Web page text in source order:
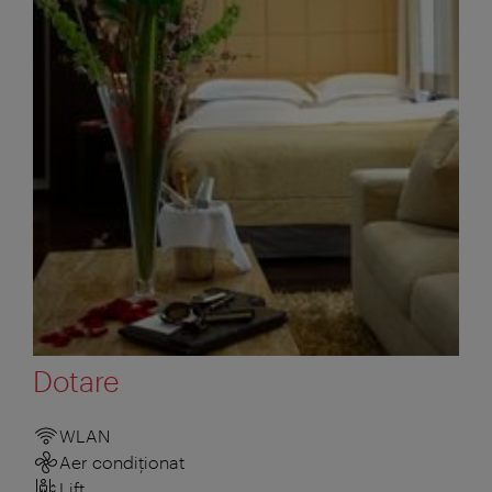
Dotare
WLAN
Aer condiționat